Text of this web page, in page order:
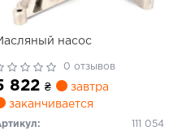
насос
0 отзывов
822 ₴
завтра
заканчивается
111 054